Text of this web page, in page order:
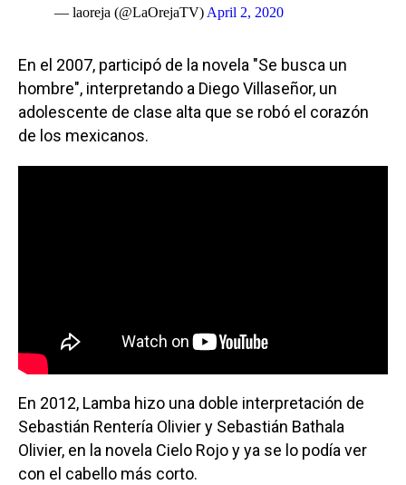
— laoreja (@LaOrejaTV) April 2, 2020
En el 2007, participó de la novela "Se busca un
hombre", interpretando a Diego Villaseñor, un
adolescente de clase alta que se robó el corazón
de los mexicanos.
En 2012, Lamba hizo una doble interpretación de
Sebastián Rentería Olivier y Sebastián Bathala
Olivier, en la novela Cielo Rojo y ya se lo podía ver
con el cabello más corto.